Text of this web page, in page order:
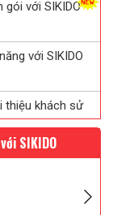
với SIKIDO
với SIKIDO
thiệu khách sử
SIKIDO tư
SIKIDO